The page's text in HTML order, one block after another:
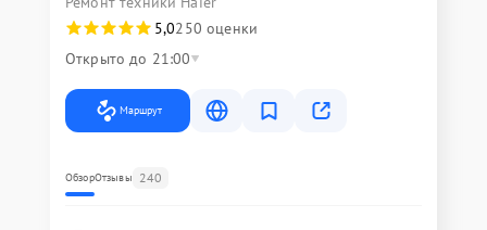
5,0250 оценки
Открыто до 21:00
Маршрут
ОбзорОтзывы 240